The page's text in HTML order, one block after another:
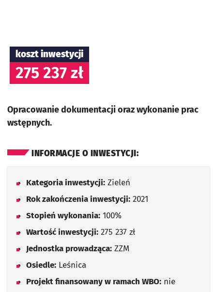
koszt inwestycji
275 237 zł
Opracowanie dokumentacji oraz wykonanie prac
wstępnych.
INFORMACJE O INWESTYCJI:
Kategoria inwestycji: Zieleń
Rok zakończenia inwestycji: 2021
Stopień wykonania: 100%
Wartość inwestycji: 275 237 zł
Jednostka prowadząca: ZZM
Osiedle: Leśnica
Projekt finansowany w ramach WBO: nie